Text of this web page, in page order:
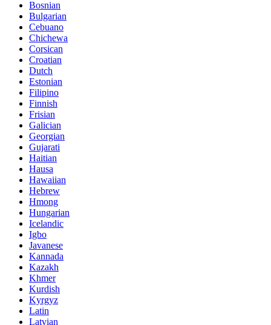
Bosnian
Bulgarian
Cebuano
Chichewa
Corsican
Croatian
Dutch
Estonian
Filipino
Finnish
Frisian
Galician
Georgian
Gujarati
Haitian
Hausa
Hawaiian
Hebrew
Hmong
Hungarian
Icelandic
Igbo
Javanese
Kannada
Kazakh
Khmer
Kurdish
Kyrgyz
Latin
Latvian